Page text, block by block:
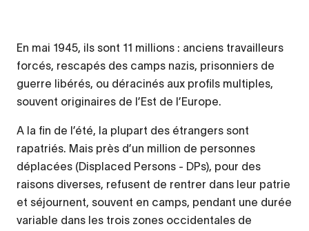
Contenu
d’origine
En mai 1945, ils sont 11 millions : anciens travailleurs
forcés, rescapés des camps nazis, prisonniers de
guerre libérés, ou déracinés aux profils multiples,
souvent originaires de l’Est de l’Europe.
A la fin de l’été, la plupart des étrangers sont
rapatriés. Mais près d’un million de personnes
déplacées (Displaced Persons - DPs), pour des
raisons diverses, refusent de rentrer dans leur patrie
et séjournent, souvent en camps, pendant une durée
variable dans les trois zones occidentales de